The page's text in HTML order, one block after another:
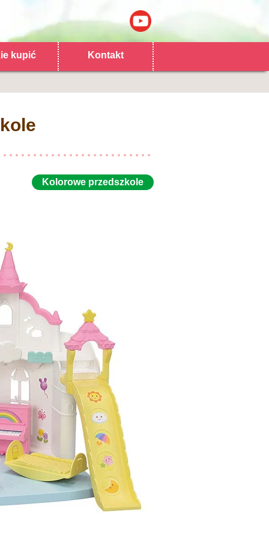
kupić Kontakt
Kolorowe przedszkole